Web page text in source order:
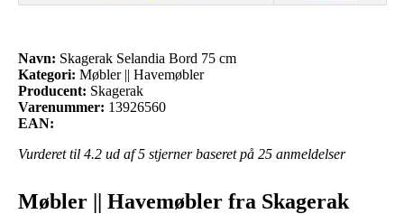
Navn: Skagerak Selandia Bord 75 cm
Kategori: Møbler || Havemøbler
Producent: Skagerak
Varenummer: 13926560
EAN:
Vurderet til 4.2 ud af 5 stjerner baseret på 25 anmeldelser
Møbler || Havemøbler fra Skagerak